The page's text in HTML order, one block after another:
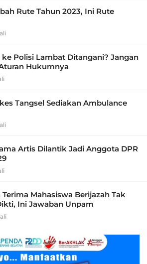
Rute Tahun 2023, Ini Rute
ke Polisi Lambat Ditangani? Jangan
Hukumnya
Tangsel Sediakan Ambulance
Artis Dilantik Jadi Anggota DPR
Mahasiswa Berijazah Tak
Ini Jawaban Unpam